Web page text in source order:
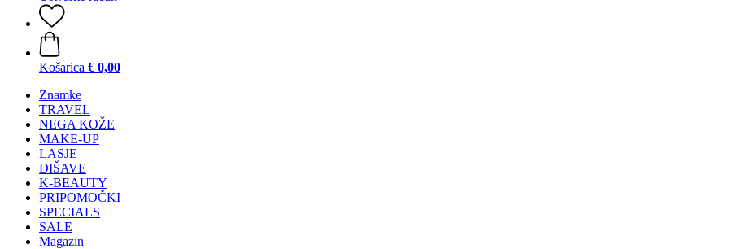
Košarica € 0,00
Znamke
TRAVEL
NEGA KOŽE
MAKE-UP
LASJE
DIŠAVE
K-BEAUTY
PRIPOMOČKI
SPECIALS
SALE
Magazin